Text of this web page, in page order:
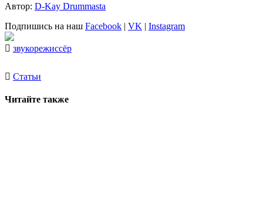
Автор: D-Kay Drummasta
Подпишись на наш Facebook | VK | Instagram
звукорежиссёр
Статьи
Читайте также